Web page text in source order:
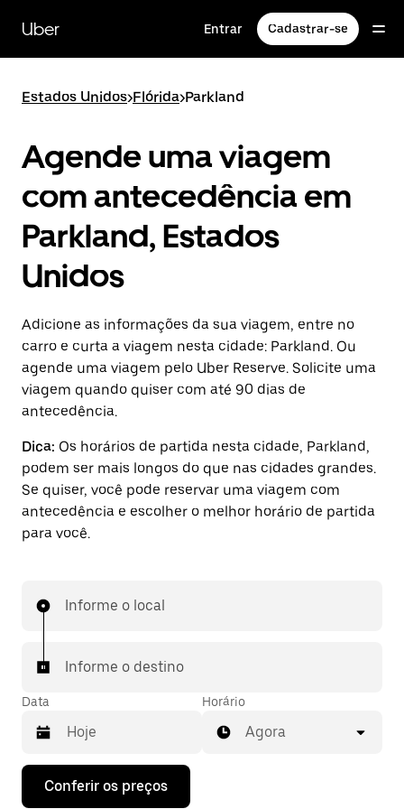
para
conteúdo
Uber Entrar Cadastrar-se
Estados Unidos>Flórida>Parkland
Agende uma viagem
com antecedência em
Parkland, Estados
Unidos
Adicione as informações da sua viagem, entre no
carro e curta a viagem nesta cidade: Parkland. Ou
agende uma viagem pelo Uber Reserve. Solicite uma
viagem quando quiser com até 90 dias de
antecedência.
Dica: Os horários de partida nesta cidade, Parkland,
podem ser mais longos do que nas cidades grandes.
Se quiser, você pode reservar uma viagem com
antecedência e escolher o melhor horário de partida
para você.
Informe o local
Informe o destino
Data
Pressione
Horário
Agora
Conferir os preços